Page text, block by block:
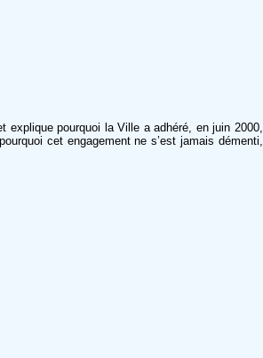
explique pourquoi la Ville a adhéré, en juin 2000,
cet engagement ne s’est jamais démenti,